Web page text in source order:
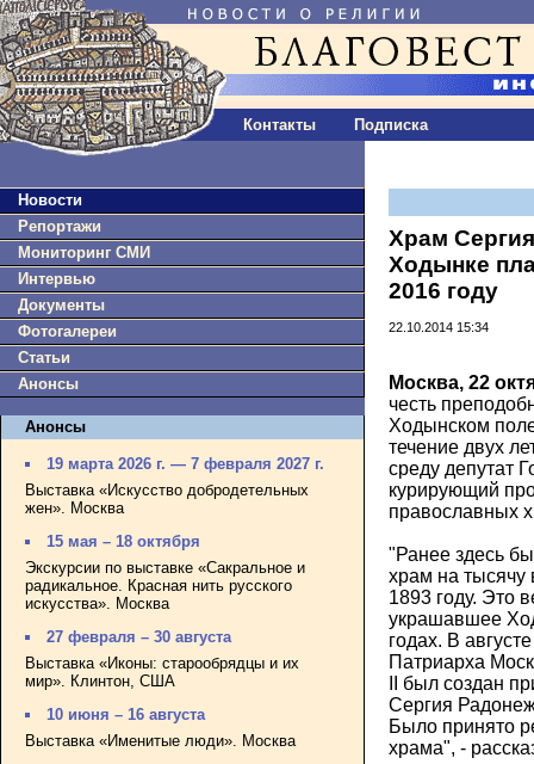
Контакты Подписка
Новости
Репортажи
Мониторинг СМИ
Интервью
Документы
Фотогалереи
Статьи
Анонсы
Анонсы
19 марта 2026 г. — 7 февраля 2027 г.
Выставка «Искусство добродетельных
жен». Москва
15 мая – 18 октября
Экскурсии по выставке «Сакральное и
радикальное. Красная нить русского
искусства». Москва
27 февраля – 30 августа
Выставка «Иконы: старообрядцы и их
мир». Клинтон, США
10 июня – 16 августа
Выставка «Именитые люди». Москва
Храм
Ходынке
2016 году
22.10.2014 15:34
Москва, 22
честь
Ходынском
течение двух
среду депутат
курирующий
православных
"Ранее здесь
храм на
1893 году. Это
украшавшее
годах. В
Патриарха
II был создан
Сергия
Было принято
храма", -